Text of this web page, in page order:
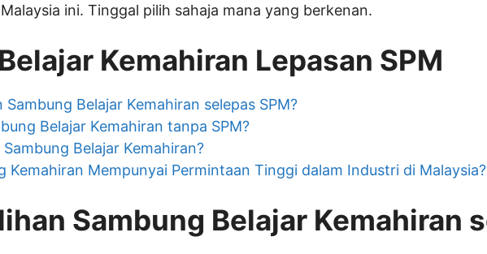
ini. Tinggal pilih sahaja mana yang berkenan.
Kemahiran Lepasan SPM
Sambung Belajar Kemahiran selepas SPM?
Belajar Kemahiran tanpa SPM?
Belajar Kemahiran?
Kemahiran Mempunyai Permintaan Tinggi dalam Industri di Malaysia?
Sambung Belajar Kemahiran